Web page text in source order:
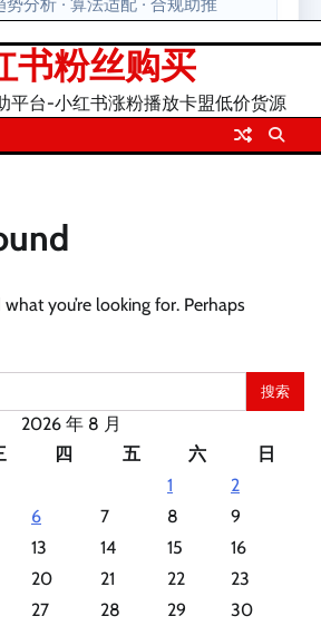
书粉丝购买
平台-小红书涨粉播放卡盟低价货源
you’re looking for. Perhaps
2026 年 8 月
四 五 六
日
1
2
6 7 8
9
13 14 15
16
20 21 22
23
27 28 29
30